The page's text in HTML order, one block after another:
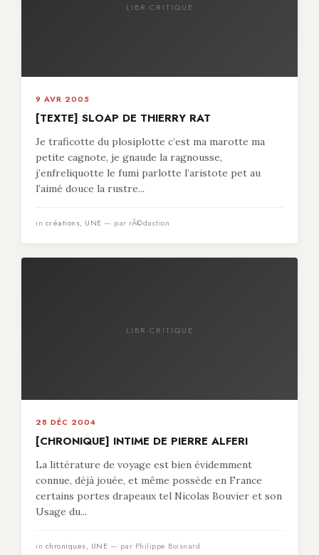
LIBR-CRITIQUE
9 AVR 2005
[TEXTE] SLOAP DE THIERRY RAT
Je traficotte du plosiplotte c’est ma marotte ma
petite cagnote, je gnaude la ragnousse,
j’enfreliquotte le fumi parlotte l’aristote pet au
l’aimé douce la rustre...
in créations, UNE — par rÃ©daction
LIBR-CRITIQUE
28 DÉC 2004
[CHRONIQUE] INTIME DE PIERRE ALFERI
La littérature de voyage est bien évidemment
connue, déjà jouée, et même possède en France
certains portes drapeaux tel Nicolas Bouvier et son
Usage du...
in chroniques, UNE — par Philippe Boisnard